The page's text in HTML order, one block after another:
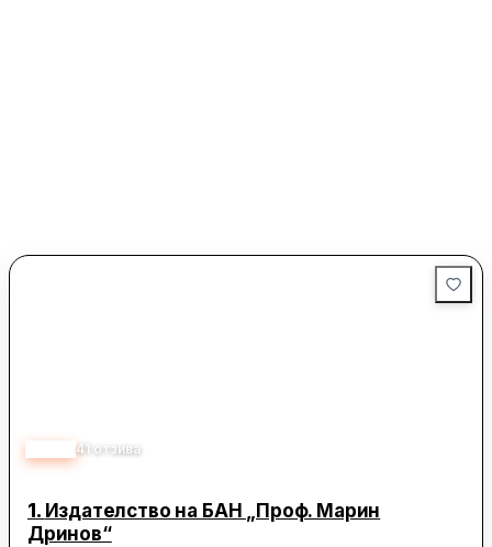
41 отзива
1. Издателство на БАН „Проф. Марин
Дринов“